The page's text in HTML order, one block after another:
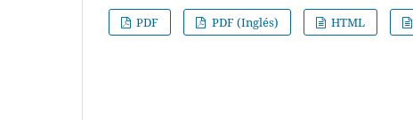
PDF
PDF (Inglés) HTML